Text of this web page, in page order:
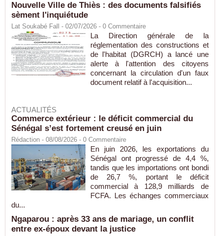
Nouvelle Ville de Thiès : des documents falsifiés
sèment l'inquiétude
Lat Soukabé Fall - 02/07/2026 - 0 Commentaire
La Direction générale de la
réglementation des constructions et
de l'habitat (DGRCH) a lancé une
alerte à l'attention des citoyens
concernant la circulation d'un faux
document relatif à l'acquisition...
ACTUALITÉS
Commerce extérieur : le déficit commercial du
Sénégal s’est fortement creusé en juin
Rédaction - 08/08/2026 - 0 Commentaire
En juin 2026, les exportations du
Sénégal ont progressé de 4,4 %,
tandis que les importations ont bondi
de 26,7 %, portant le déficit
commercial à 128,9 milliards de
FCFA. Les échanges commerciaux
du...
Ngaparou : après 33 ans de mariage, un conflit
entre ex-époux devant la justice